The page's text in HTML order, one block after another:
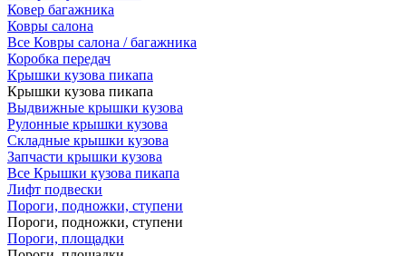
Ковер багажника
Ковры салона
Все Ковры салона / багажника
Коробка передач
Крышки кузова пикапа
Крышки кузова пикапа
Выдвижные крышки кузова
Рулонные крышки кузова
Складные крышки кузова
Запчасти крышки кузова
Все Крышки кузова пикапа
Лифт подвески
Пороги, подножки, ступени
Пороги, подножки, ступени
Пороги, площадки